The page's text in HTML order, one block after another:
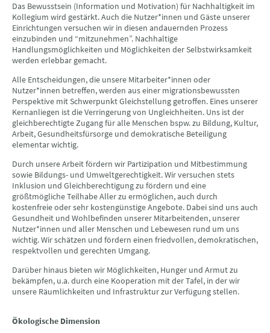
Das Bewusstsein (Information und Motivation) für Nachhaltigkeit im
Kollegium wird gestärkt. Auch die Nutzer*innen und Gäste unserer
Einrichtungen versuchen wir in diesen andauernden Prozess
einzubinden und “mitzunehmen”. Nachhaltige
Handlungsmöglichkeiten und Möglichkeiten der Selbstwirksamkeit
werden erlebbar gemacht.
Alle Entscheidungen, die unsere Mitarbeiter*innen oder
Nutzer*innen betreffen, werden aus einer migrationsbewussten
Perspektive mit Schwerpunkt Gleichstellung getroffen. Eines unserer
Kernanliegen ist die Verringerung von Ungleichheiten. Uns ist der
gleichberechtigte Zugang für alle Menschen bspw. zu Bildung, Kultur,
Arbeit, Gesundheitsfürsorge und demokratische Beteiligung
elementar wichtig.
Durch unsere Arbeit fördern wir Partizipation und Mitbestimmung
sowie Bildungs- und Umweltgerechtigkeit. Wir versuchen stets
Inklusion und Gleichberechtigung zu fördern und eine
größtmögliche Teilhabe Aller zu ermöglichen, auch durch
kostenfreie oder sehr kostengünstige Angebote. Dabei sind uns auch
Gesundheit und Wohlbefinden unserer Mitarbeitenden, unserer
Nutzer*innen und aller Menschen und Lebewesen rund um uns
wichtig. Wir schätzen und fördern einen friedvollen, demokratischen,
respektvollen und gerechten Umgang.
Darüber hinaus bieten wir Möglichkeiten, Hunger und Armut zu
bekämpfen, u.a. durch eine Kooperation mit der Tafel, in der wir
unsere Räumlichkeiten und Infrastruktur zur Verfügung stellen.
Ökologische Dimension